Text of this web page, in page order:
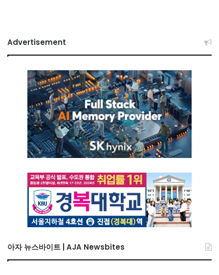
Advertisement
아자 뉴스바이트 | AJA Newsbites